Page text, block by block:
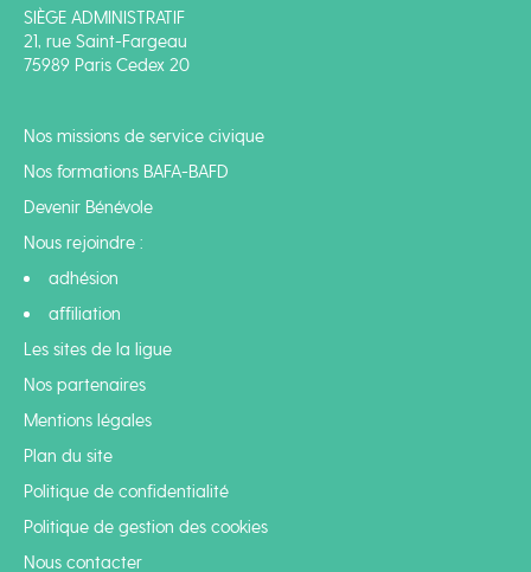
SIÈGE ADMINISTRATIF
21, rue Saint-Fargeau
75989 Paris Cedex 20
Nos missions de service civique
Nos formations BAFA-BAFD
Devenir Bénévole
Nous rejoindre :
adhésion
affiliation
Les sites de la ligue
Nos partenaires
Mentions légales
Plan du site
Politique de confidentialité
Politique de gestion des cookies
Nous contacter